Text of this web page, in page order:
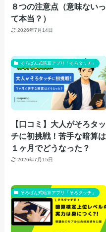
８つの注意点（意味ないっ
て本当？）
2026年7月14日
そろばん式暗算アプリ「そろタッチ」
【口コミ】大人がそろタッ
チに初挑戦！苦手な暗算は
１ヶ月でどうなった？
2026年7月15日
そろばん式暗算アプリ「そろタッチ」